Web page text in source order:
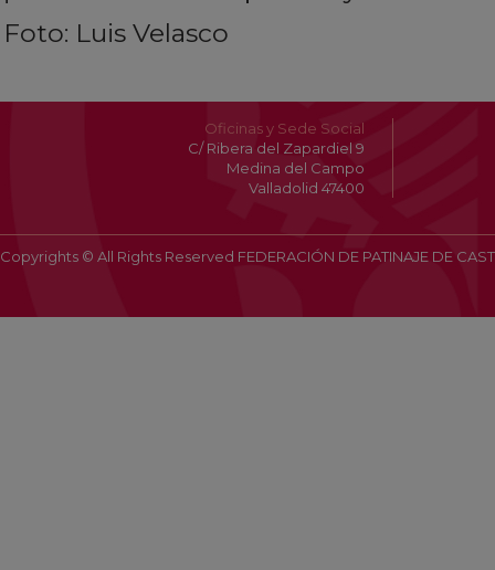
Foto: Luis Velasco
Oficinas y Sede Social
C/ Ribera del Zapardiel 9
Medina del Campo
Valladolid 47400
Copyrights © All Rights Reserved FEDERACIÓN DE PATINAJE DE